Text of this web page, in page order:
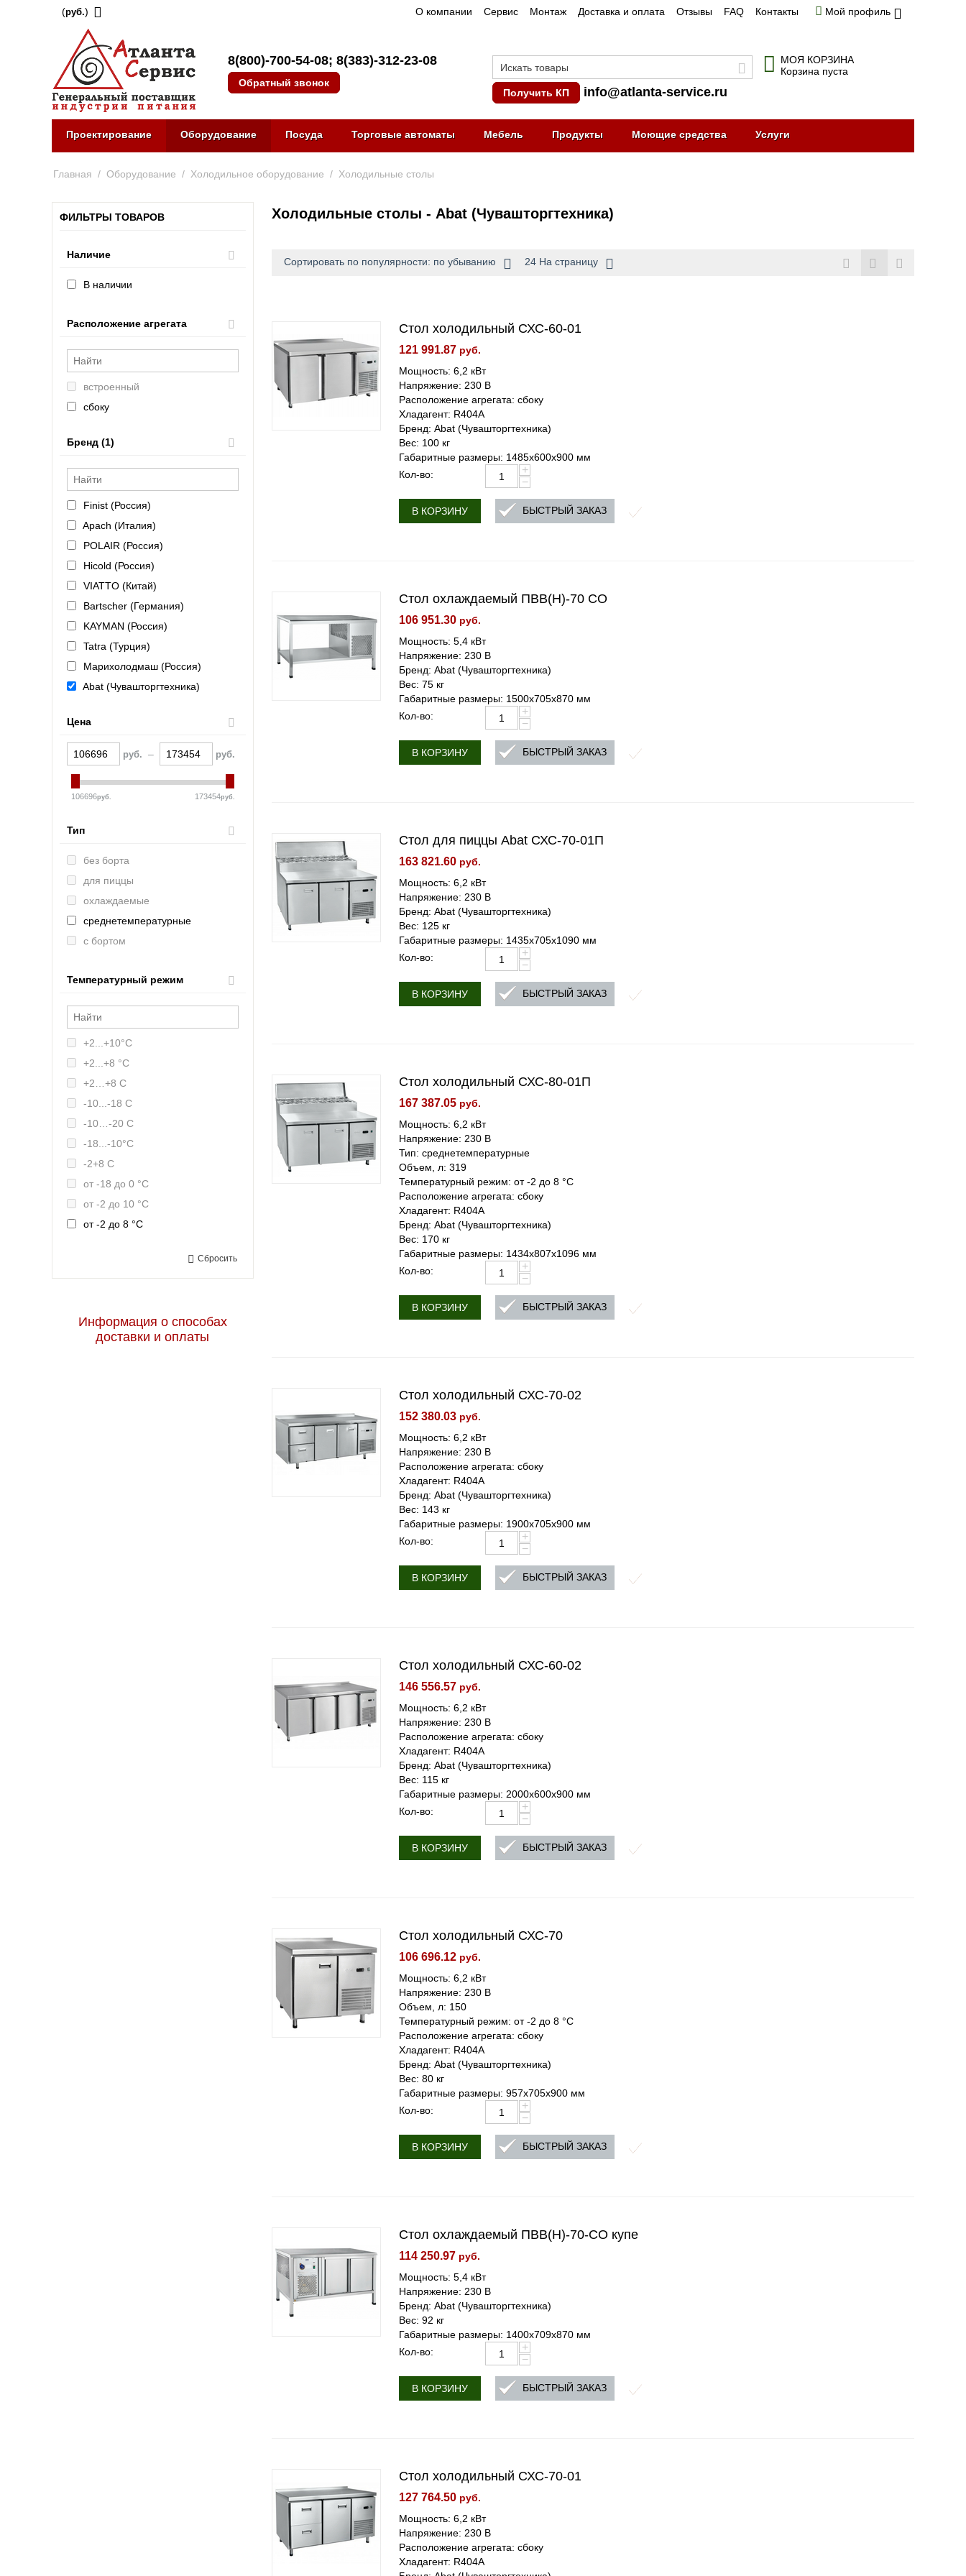
(руб.) О компании Сервис Монтаж Доставка и оплата Отзывы FAQ Контакты Мой профиль
8(800)-700-54-08; 8(383)-312-23-08
Обратный звонок
Получить КП
info@atlanta-service.ru
МОЯ КОРЗИНА
Корзина пуста
Проектирование Оборудование Посуда Торговые автоматы Мебель Продукты Моющие средства Услуги
Главная / Оборудование / Холодильное оборудование / Холодильные столы
ФИЛЬТРЫ ТОВАРОВ
Наличие
В наличии
Расположение агрегата
встроенный
сбоку
Бренд (1)
Finist (Россия)
Apach (Италия)
POLAIR (Россия)
Hicold (Россия)
VIATTO (Китай)
Bartscher (Германия)
KAYMAN (Россия)
Tatra (Турция)
Марихолодмаш (Россия)
Abat (Чувашторгтехника)
COOLEQ (Китай)
Цена
руб. – руб.
106696руб. 173454руб.
Тип
без борта
для пиццы
охлаждаемые
среднетемпературные
с бортом
Температурный режим
+2...+10°С
+2...+8 °С
+2…+8 С
-10...-18 С
-10…-20 С
-18...-10°C
-2+8 С
от -18 до 0 °С
от -2 до 10 °С
от -2 до 8 °С
Сбросить
Информация о способах
доставки и оплаты
Холодильные столы - Abat (Чувашторгтехника)
Сортировать по популярности: по убыванию 24 На страницу
Стол холодильный СХС-60-01
121 991.87 руб.
Мощность: 6,2 кВт
Напряжение: 230 В
Расположение агрегата: сбоку
Хладагент: R404A
Бренд: Abat (Чувашторгтехника)
Вес: 100 кг
Габаритные размеры: 1485х600х900 мм
Кол-во:
+
−
В КОРЗИНУ БЫСТРЫЙ ЗАКАЗ
Стол охлаждаемый ПВВ(Н)-70 СО
106 951.30 руб.
Мощность: 5,4 кВт
Напряжение: 230 В
Бренд: Abat (Чувашторгтехника)
Вес: 75 кг
Габаритные размеры: 1500х705х870 мм
Кол-во:
+
−
В КОРЗИНУ БЫСТРЫЙ ЗАКАЗ
Стол для пиццы Abat СХС-70-01П
163 821.60 руб.
Мощность: 6,2 кВт
Напряжение: 230 В
Бренд: Abat (Чувашторгтехника)
Вес: 125 кг
Габаритные размеры: 1435х705х1090 мм
Кол-во:
+
−
В КОРЗИНУ БЫСТРЫЙ ЗАКАЗ
Стол холодильный СХС-80-01П
167 387.05 руб.
Мощность: 6,2 кВт
Напряжение: 230 В
Тип: среднетемпературные
Объем, л: 319
Температурный режим: от -2 до 8 °С
Расположение агрегата: сбоку
Хладагент: R404A
Бренд: Abat (Чувашторгтехника)
Вес: 170 кг
Габаритные размеры: 1434х807х1096 мм
Кол-во:
+
−
В КОРЗИНУ БЫСТРЫЙ ЗАКАЗ
Стол холодильный СХС-70-02
152 380.03 руб.
Мощность: 6,2 кВт
Напряжение: 230 В
Расположение агрегата: сбоку
Хладагент: R404A
Бренд: Abat (Чувашторгтехника)
Вес: 143 кг
Габаритные размеры: 1900х705х900 мм
Кол-во:
+
−
В КОРЗИНУ БЫСТРЫЙ ЗАКАЗ
Стол холодильный СХС-60-02
146 556.57 руб.
Мощность: 6,2 кВт
Напряжение: 230 В
Расположение агрегата: сбоку
Хладагент: R404A
Бренд: Abat (Чувашторгтехника)
Вес: 115 кг
Габаритные размеры: 2000х600х900 мм
Кол-во:
+
−
В КОРЗИНУ БЫСТРЫЙ ЗАКАЗ
Стол холодильный СХС-70
106 696.12 руб.
Мощность: 6,2 кВт
Напряжение: 230 В
Объем, л: 150
Температурный режим: от -2 до 8 °С
Расположение агрегата: сбоку
Хладагент: R404A
Бренд: Abat (Чувашторгтехника)
Вес: 80 кг
Габаритные размеры: 957х705х900 мм
Кол-во:
+
−
В КОРЗИНУ БЫСТРЫЙ ЗАКАЗ
Стол охлаждаемый ПВВ(Н)-70-СО купе
114 250.97 руб.
Мощность: 5,4 кВт
Напряжение: 230 В
Бренд: Abat (Чувашторгтехника)
Вес: 92 кг
Габаритные размеры: 1400х709х870 мм
Кол-во:
+
−
В КОРЗИНУ БЫСТРЫЙ ЗАКАЗ
Стол холодильный СХС-70-01
127 764.50 руб.
Мощность: 6,2 кВт
Напряжение: 230 В
Расположение агрегата: сбоку
Хладагент: R404A